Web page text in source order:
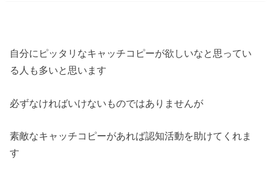
自分にピッタリなキャッチコピーが欲しいなと思ってい
る人も多いと思います
必ずなければいけないものではありませんが
素敵なキャッチコピーがあれば認知活動を助けてくれま
す